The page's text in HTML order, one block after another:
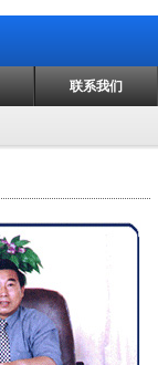
联系我们